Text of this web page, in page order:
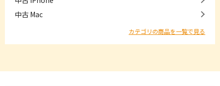
中古 Mac
カテゴリの商品を一覧で見る